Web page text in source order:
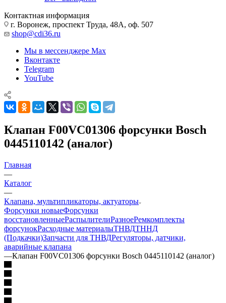
Контактная информация
г. Воронеж, проспект Труда, 48А, оф. 507
shop@cdi36.ru
Мы в мессенджере Max
Вконтакте
Telegram
YouTube
Клапан F00VC01306 форсунки Bosch
0445110142 (аналог)
Главная
—
Каталог
—
Клапана, мультипликаторы, актуаторы
Форсунки новыеФорсунки
восстановленныеРаспылителиРазноеРемкомплекты
форсунокРасходные материалыТНВДТННД
(Подкачки)Запчасти для ТНВДРегуляторы, датчики,
аварийные клапана
—Клапан F00VC01306 форсунки Bosch 0445110142 (аналог)